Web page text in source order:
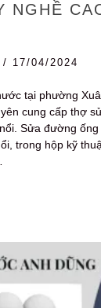
NGHỀ
/ 17/04/2024
tại phường
cung cấp thợ
Sửa đường
trong hộp kỹ